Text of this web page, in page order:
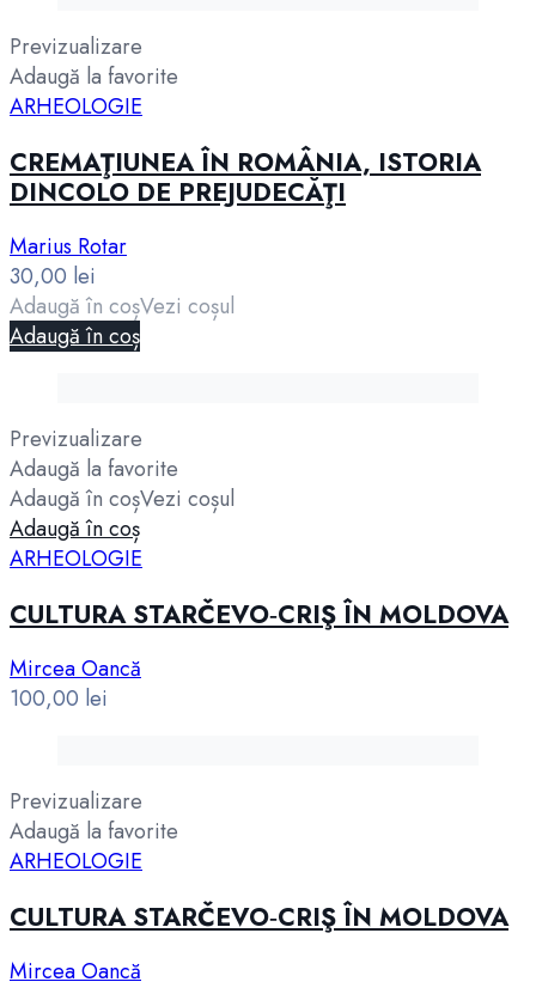
Previzualizare
Adaugă la favorite
ARHEOLOGIE
CREMAŢIUNEA ÎN ROMÂNIA, ISTORIA
DINCOLO DE PREJUDECĂŢI
Marius Rotar
30,00 lei
Adaugă în coșVezi coșul
Adaugă în coș
Previzualizare
Adaugă la favorite
Adaugă în coșVezi coșul
Adaugă în coș
ARHEOLOGIE
CULTURA STARČEVO‑CRIŞ ÎN MOLDOVA
Mircea Oancă
100,00 lei
Previzualizare
Adaugă la favorite
ARHEOLOGIE
CULTURA STARČEVO‑CRIŞ ÎN MOLDOVA
Mircea Oancă